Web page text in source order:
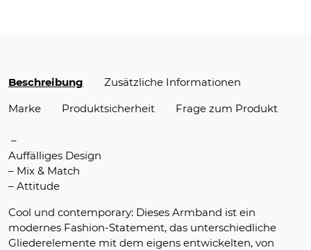
Beschreibung
Zusätzliche Informationen
Marke
Produktsicherheit Frage zum Produkt
–
Auffälliges Design
– Mix & Match
– Attitude
Cool und contemporary: Dieses Armband ist ein
modernes Fashion-Statement, das unterschiedliche
Gliederelemente mit dem eigens entwickelten, von